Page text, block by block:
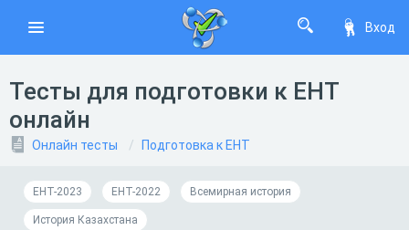
Вход
Тесты для подготовки к ЕНТ
онлайн
Онлайн тесты Подготовка к ЕНТ
ЕНТ-2023 ЕНТ-2022 Всемирная история
История Казахстана